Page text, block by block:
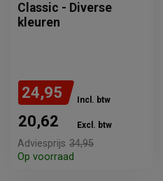
Classic - Diverse
kleuren
24,95 Incl. btw
20,62 Excl. btw
Adviesprijs 34,95
Op voorraad